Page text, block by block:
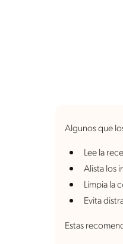
Algunos que
Lee la
Alista los
Limpia la
Evita
Estas